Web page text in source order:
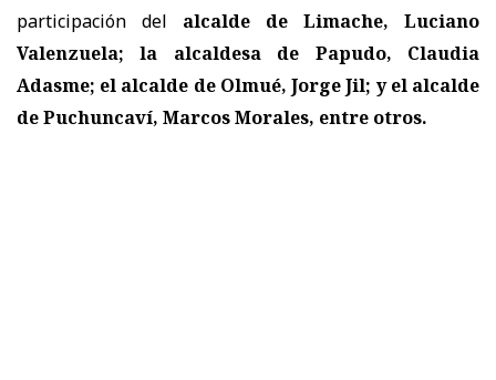
participación del alcalde de Limache, Luciano
Valenzuela; la alcaldesa de Papudo, Claudia
Adasme; el alcalde de Olmué, Jorge Jil; y el alcalde
de Puchuncaví, Marcos Morales, entre otros.